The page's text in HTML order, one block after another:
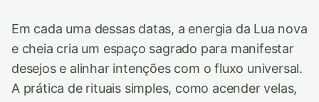
Em cada uma dessas datas, a energia da Lua nova
e cheia cria um espaço sagrado para manifestar
desejos e alinhar intenções com o fluxo universal.
A prática de rituais simples, como acender velas,